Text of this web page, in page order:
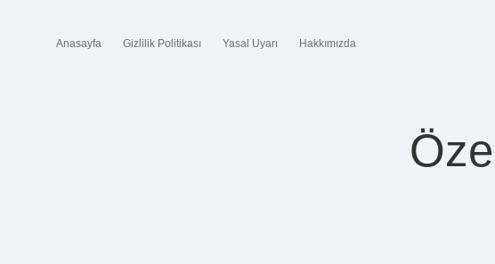
Anasayfa Gizlilik Politikası Yasal Uyarı Hakkımızda